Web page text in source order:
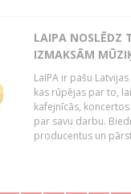
LAIPA NOSLĒDZ
IZMAKSĀM
LaIPA ir pašu
kas rūpējas par to,
kafejnīcās,
par savu darbu.
producentus un